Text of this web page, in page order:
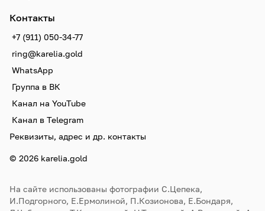
Контакты
+7 (911) 050-34-77
ring@karelia.gold
WhatsApp
Группа в ВК
Канал на YouTube
Канал в Telegram
Реквизиты, адрес и др. контакты
© 2026 karelia.gold
На сайте использованы фотографии С.Цепека,
И.Подгорного, Е.Ермолиной, П.Козионова, Е.Бондаря,